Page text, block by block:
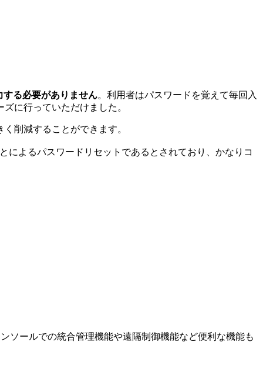
する必要がありません。利用者はパスワードを覚えて毎回入
に行っていただけました。
削減することができます。
によるパスワードリセットであるとされており、かなりコ
ソールでの統合管理機能や遠隔制御機能など便利な機能も